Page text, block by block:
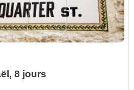
8 jours